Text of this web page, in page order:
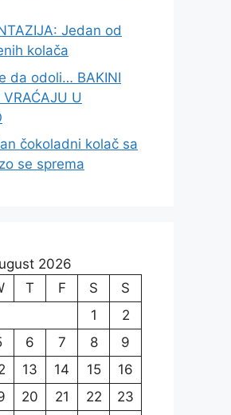
Jedan od
kolača
da odoli… BAKINI
VRAĆAJU U
čokoladni kolač sa
se sprema
2026
T F S
S
1
2
6 7 8
9
13 14 15
16
20 21 22
23